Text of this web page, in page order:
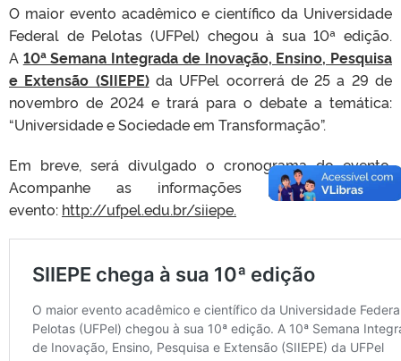
O maior evento acadêmico e científico da Universidade
Federal de Pelotas (UFPel) chegou à sua 10ª edição.
A 10ª Semana Integrada de Inovação, Ensino, Pesquisa
e Extensão (SIIEPE)da UFPel ocorrerá de 25 a 29 de
novembro de 2024 e trará para o debate a temática:
“Universidade e Sociedade em Transformação”.
Em breve, será divulgado o cronograma do evento.
Acompanhe as informações pelo site do
evento: http://ufpel.edu.br/siiepe.